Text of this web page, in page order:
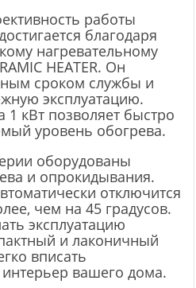
работы
благодаря
нагревательному
HEATER. Он
сроком службы и
эксплуатацию.
кВт позволяет быстро
уровень обогрева.
оборудованы
и опрокидывания.
отключится
чем на 45 градусов.
эксплуатацию
и лаконичный
вписать
вашего дома.